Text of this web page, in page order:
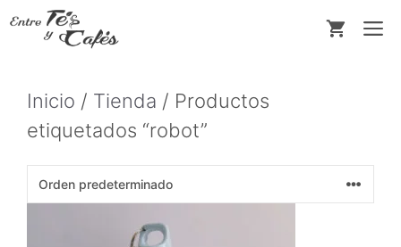
Saltar
Inicio / Tienda / Productos
etiquetados “robot”